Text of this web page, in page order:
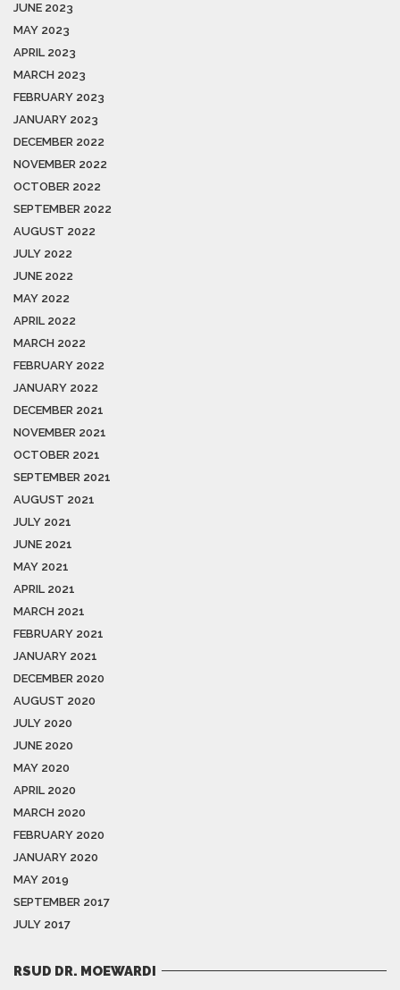
JUNE 2023
MAY 2023
APRIL 2023
MARCH 2023
FEBRUARY 2023
JANUARY 2023
DECEMBER 2022
NOVEMBER 2022
OCTOBER 2022
SEPTEMBER 2022
AUGUST 2022
JULY 2022
JUNE 2022
MAY 2022
APRIL 2022
MARCH 2022
FEBRUARY 2022
JANUARY 2022
DECEMBER 2021
NOVEMBER 2021
OCTOBER 2021
SEPTEMBER 2021
AUGUST 2021
JULY 2021
JUNE 2021
MAY 2021
APRIL 2021
MARCH 2021
FEBRUARY 2021
JANUARY 2021
DECEMBER 2020
AUGUST 2020
JULY 2020
JUNE 2020
MAY 2020
APRIL 2020
MARCH 2020
FEBRUARY 2020
JANUARY 2020
MAY 2019
SEPTEMBER 2017
JULY 2017
RSUD DR. MOEWARDI